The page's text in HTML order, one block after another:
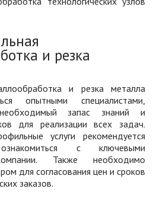
и резка
и резка металла
опытными специалистами,
запас знаний и
для реализации всех задач.
услуги рекомендуется
с ключевыми
Также необходимо
для согласования цен и сроков
заказов.